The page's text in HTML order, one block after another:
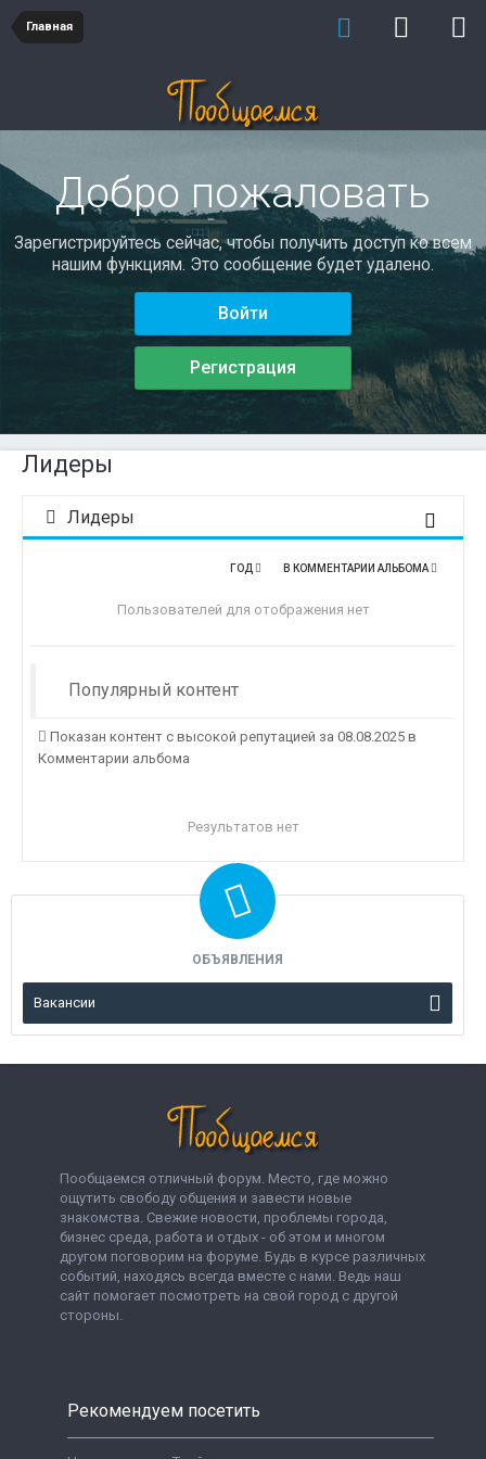
Главная
Добро пожаловать
Зарегистрируйтесь сейчас, чтобы получить доступ ко всем
нашим функциям. Это сообщение будет удалено.
Войти
Регистрация
Лидеры
Лидеры
В КОММЕНТАРИИ АЛЬБОМА
ГОД
Пользователей для отображения нет
Популярный контент
Показан контент с высокой репутацией за 08.08.2025 в
Комментарии альбома
Результатов нет
ОБЪЯВЛЕНИЯ
Вакансии
Пообщаемся отличный форум. Место, где можно
ощутить свободу общения и завести новые
знакомства. Свежие новости, проблемы города,
бизнес среда, работа и отдых - об этом и многом
другом поговорим на форуме. Будь в курсе различных
событий, находясь всегда вместе с нами. Ведь наш
сайт помогает посмотреть на свой город с другой
стороны.
Рекомендуем посетить